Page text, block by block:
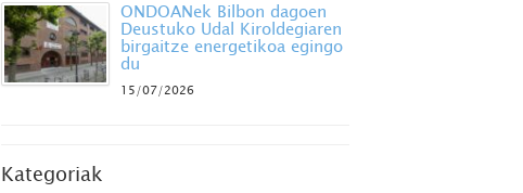
ONDOANek Bilbon dagoen
Deustuko Udal Kiroldegiaren
birgaitze energetikoa egingo
du
15/07/2026
Kategoriak